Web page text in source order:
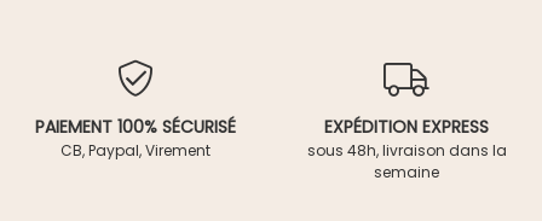
PAIEMENT 100% SÉCURISÉ
CB, Paypal, Virement
EXPÉDITION EXPRESS
sous 48h, livraison dans la
semaine